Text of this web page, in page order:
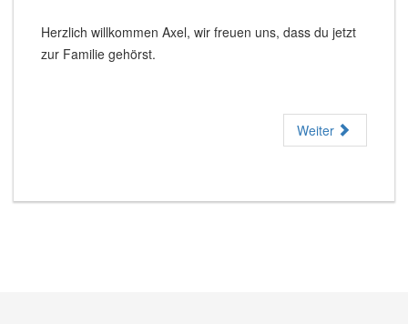
Herzlich willkommen Axel, wir freuen uns, dass du jetzt
zur Familie gehörst.
Weiter